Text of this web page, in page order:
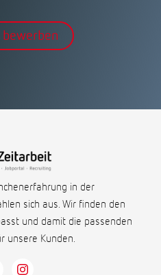
in der
sich aus. Wir finden den
und damit die passenden
unsere Kunden.